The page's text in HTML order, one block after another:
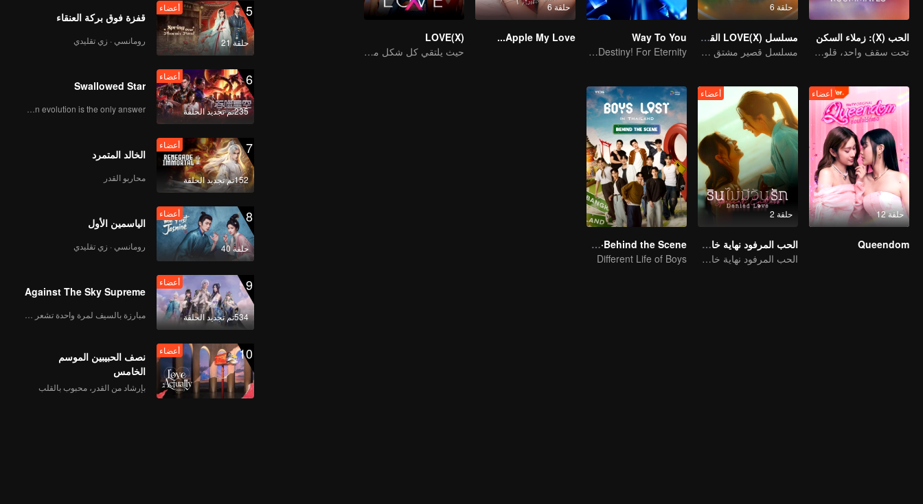
الحب (X): زملاء السكن
تحت سقف واحد، قلوب مفتوحة! حب خاص لزملاء الغرفة في LOVE(X)
حلقة 6
مسلسل LOVE(X) القصير: رفقاء السكن في الحب
مسلسل قصير مشتق من LOVE(X)
Way To You
Our Youth! Our Destiny! For Eternity
حلقة 6
Apple My Love...
LOVE(X)
حيث يلتقي كل شكل من أشكال الحب، وينبض كل لون من ألوان القلب
حلقة 12
أعضاء
Queendom
حلقة 2
أعضاء
الحب المرفود نهاية خاصة لا تنتهي
الحب المرفود نهاية خاصة لا تنتهي
Boys Lost in Thailand·Behind the Scene
Different Life of Boys
5
حلقة 21
أعضاء
قفزة فوق بركة العنقاء
رومانسي · زي تقليدي
6
235تم تجديد الحلقة
أعضاء
Swallowed Star
Human evolution is the only answer.
7
152تم تجديد الحلقة
أعضاء
الخالد المتمرد
محاربو القدر
8
حلقة 40
أعضاء
الياسمين الأول
رومانسي · زي تقليدي
9
534تم تجديد الحلقة
أعضاء
Against The Sky Supreme
10 أعضاء
نصف الحبيبين الموسم
الخامس
بإرشاد من القدر، محبوب بالقلب